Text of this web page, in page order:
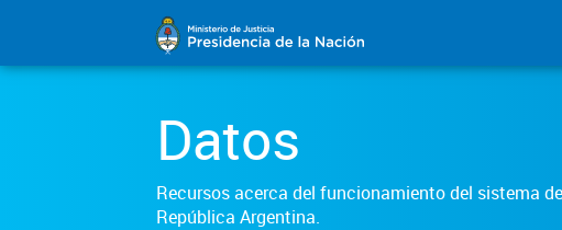
Datos
Recursos acerca del funcionamiento del sistema
República Argentina.